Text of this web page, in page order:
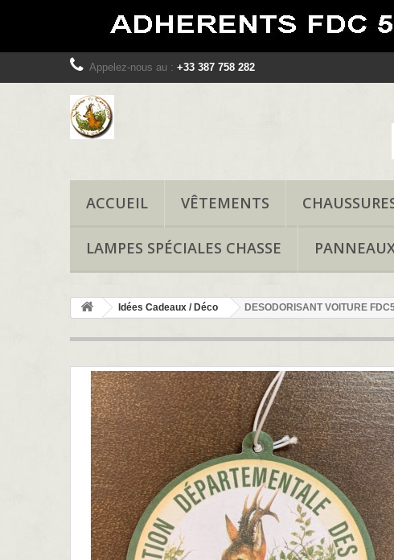
Appelez-nous au : +33 387 758 282
ACCUEIL VÊTEMENTS
LAMPES SPÉCIALES CHASSE
Idées Cadeaux / Déco DESODORISANT VOITURE